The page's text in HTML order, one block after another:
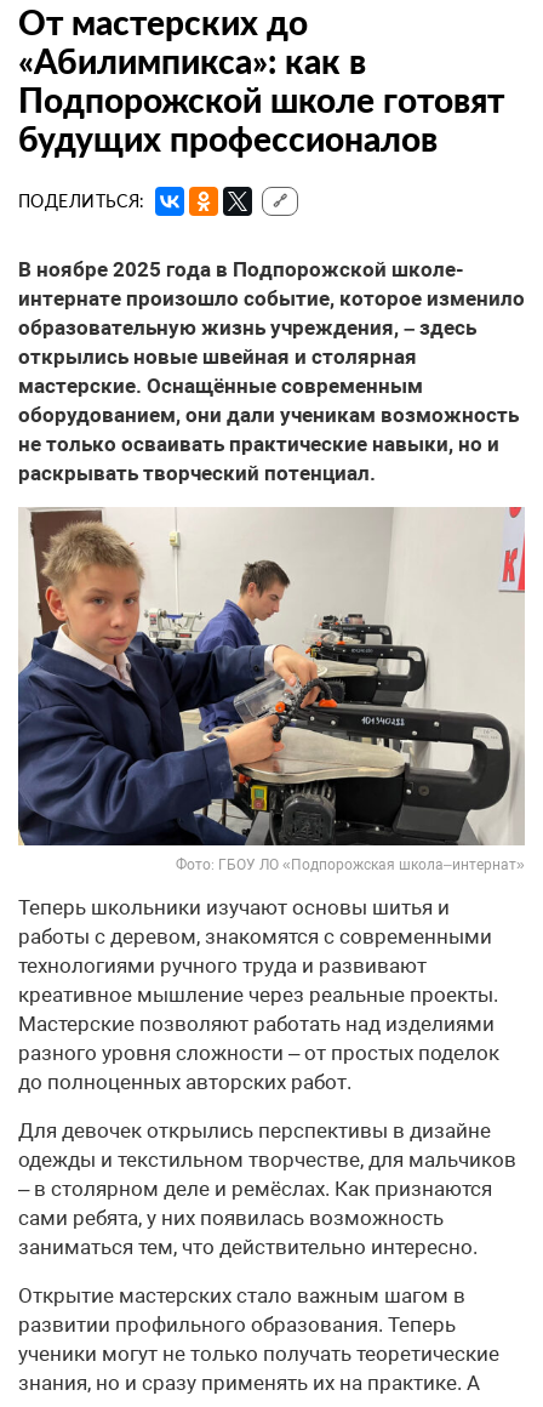
От мастерских до
«Абилимпикса»: как в
Подпорожской школе готовят
будущих профессионалов
ПОДЕЛИТЬСЯ: 🔗
В ноябре 2025 года в Подпорожской школе-
интернате произошло событие, которое изменило
образовательную жизнь учреждения, – здесь
открылись новые швейная и столярная
мастерские. Оснащённые современным
оборудованием, они дали ученикам возможность
не только осваивать практические навыки, но и
раскрывать творческий потенциал.
Фото: ГБОУ ЛО «Подпорожская школа–интернат»
Теперь школьники изучают основы шитья и
работы с деревом, знакомятся с современными
технологиями ручного труда и развивают
креативное мышление через реальные проекты.
Мастерские позволяют работать над изделиями
разного уровня сложности – от простых поделок
до полноценных авторских работ.
Для девочек открылись перспективы в дизайне
одежды и текстильном творчестве, для мальчиков
– в столярном деле и ремёслах. Как признаются
сами ребята, у них появилась возможность
заниматься тем, что действительно интересно.
Открытие мастерских стало важным шагом в
развитии профильного образования. Теперь
ученики могут не только получать теоретические
знания, но и сразу применять их на практике. А